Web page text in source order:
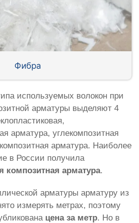
Фибра
используемых волокон при
арматуры выделяют 4
арматура, углекомпозитная
арматура. Наиболее
в России получила
композитная арматура.
арматуры арматуру из
измерять метрах, поэтому
цена за метр. Но в